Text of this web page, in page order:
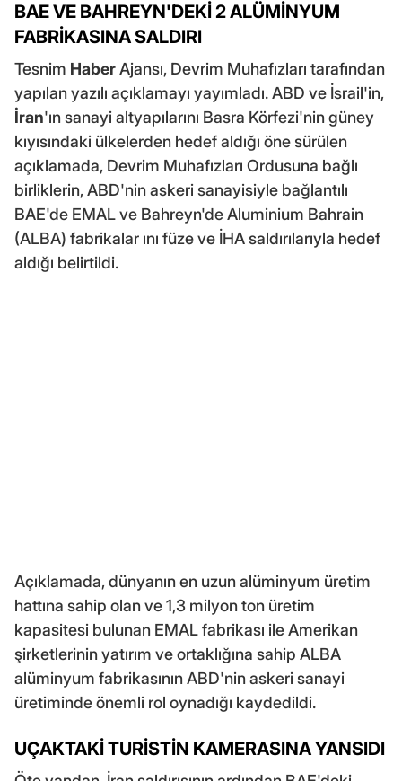
BAE VE BAHREYN'DEKİ 2 ALÜMİNYUM
FABRİKASINA SALDIRI
Tesnim HaberAjansı, Devrim Muhafızları tarafından
yapılan yazılı açıklamayı yayımladı. ABD ve İsrail'in,
İran'ın sanayi altyapılarını Basra Körfezi'nin güney
kıyısındaki ülkelerden hedef aldığı öne sürülen
açıklamada, Devrim Muhafızları Ordusuna bağlı
birliklerin, ABD'nin askeri sanayisiyle bağlantılı
BAE'de EMAL ve Bahreyn'de Aluminium Bahrain
(ALBA) fabrikalar ını füze ve İHA saldırılarıyla hedef
aldığı belirtildi.
Açıklamada, dünyanın en uzun alüminyum üretim
hattına sahip olan ve 1,3 milyon ton üretim
kapasitesi bulunan EMAL fabrikası ile Amerikan
şirketlerinin yatırım ve ortaklığına sahip ALBA
alüminyum fabrikasının ABD'nin askeri sanayi
üretiminde önemli rol oynadığı kaydedildi.
UÇAKTAKİ TURİSTİN KAMERASINA YANSIDI